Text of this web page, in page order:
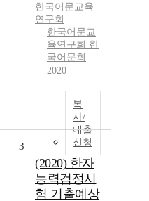
한국어문교육
연구회
한국어문교
육연구회 한
국어문회
2020
복
사/
대출
신청
3
(2020) 한자
능력검정시
험 기출예상